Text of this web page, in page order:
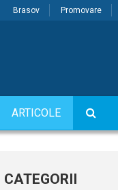
Brasov Promovare
ARTICOLE
CATEGORII